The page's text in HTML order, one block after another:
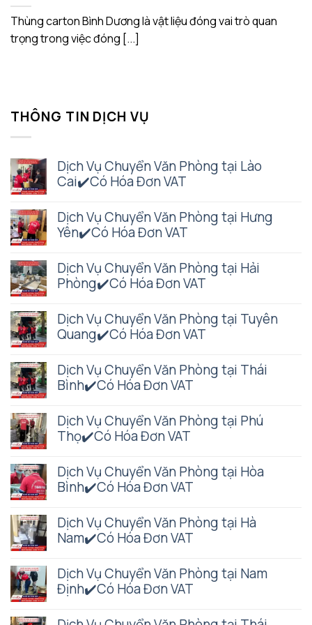
THÔNG TIN DỊCH VỤ
Dịch Vụ Chuyển Văn Phòng tại Lào
Cai✔️Có Hóa Đơn VAT
Dịch Vụ Chuyển Văn Phòng tại Hưng
Yên✔️Có Hóa Đơn VAT
Dịch Vụ Chuyển Văn Phòng tại Hải
Phòng✔️Có Hóa Đơn VAT
Dịch Vụ Chuyển Văn Phòng tại Tuyên
Quang✔️Có Hóa Đơn VAT
Dịch Vụ Chuyển Văn Phòng tại Thái
Bình✔️Có Hóa Đơn VAT
Dịch Vụ Chuyển Văn Phòng tại Phú
Thọ✔️Có Hóa Đơn VAT
Dịch Vụ Chuyển Văn Phòng tại Hòa
Bình✔️Có Hóa Đơn VAT
Dịch Vụ Chuyển Văn Phòng tại Hà
Nam✔️Có Hóa Đơn VAT
Dịch Vụ Chuyển Văn Phòng tại Nam
Định✔️Có Hóa Đơn VAT
Thùng carton Bình Dương là vật liệu đóng vai trò quan
trọng trong việc đóng [...]